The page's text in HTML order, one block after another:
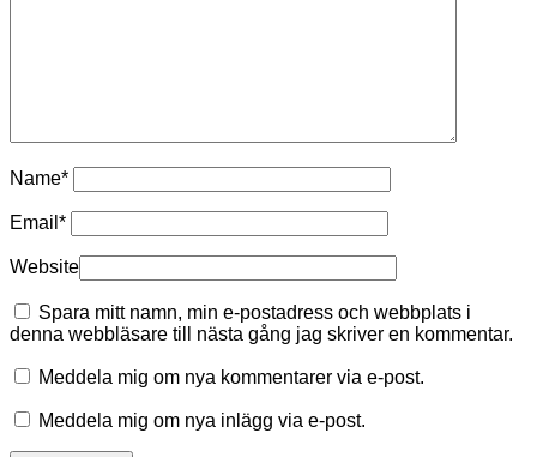
Name*
Email *
Website
Spara mitt namn, min e-postadress och webbplats i
denna webbläsare till nästa gång jag skriver en kommentar.
Meddela mig om nya kommentarer via e-post.
Meddela mig om nya inlägg via e-post.